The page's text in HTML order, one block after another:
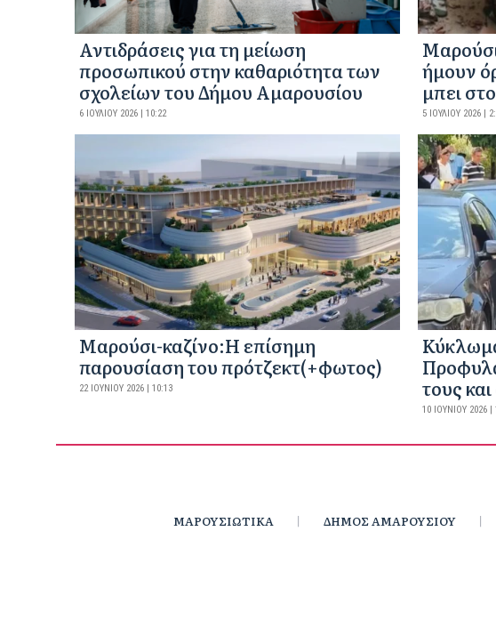
Αντιδράσεις για τη μείωση
προσωπικού στην καθαριότητα των
σχολείων του Δήμου Αμαρουσίου
6 ΙΟΥΛΊΟΥ 2026 | 10:22
ήμουν
μπει
5 ΙΟΥΛΊΟΥ 2026 |
Mαρούσι-καζίνο:H επίσημη
παρουσίαση του πρότζεκτ(+φωτος)
22 ΙΟΥΝΊΟΥ 2026 | 10:13
τους
10 ΙΟΥΝΊΟΥ 2026 |
ΜΑΡΟΥΣΙΩΤΙΚΑ ΔΗΜΟΣ ΑΜΑΡΟΥΣΙΟΥ